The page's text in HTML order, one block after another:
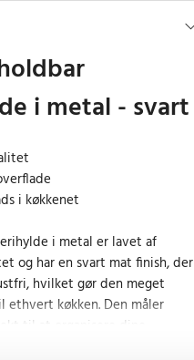
i metal - svart
i køkkenet
i metal er lavet af
og har en svart mat finish, der
hvilket gør den meget
køkken. Den måler
til at organisere dine